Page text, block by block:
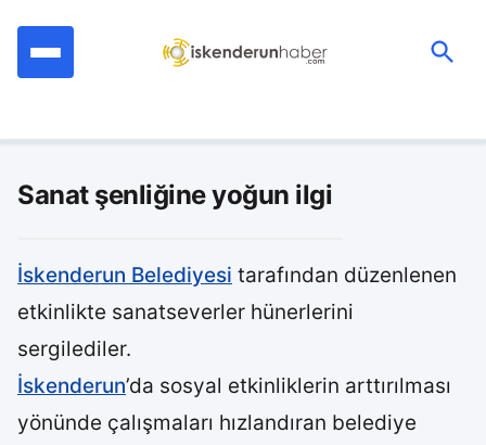
Sanat şenliğine yoğun ilgi
İskenderun Belediyesi tarafından düzenlenen
etkinlikte sanatseverler hünerlerini
sergilediler.
İskenderun’da sosyal etkinliklerin arttırılması
yönünde çalışmaları hızlandıran belediye